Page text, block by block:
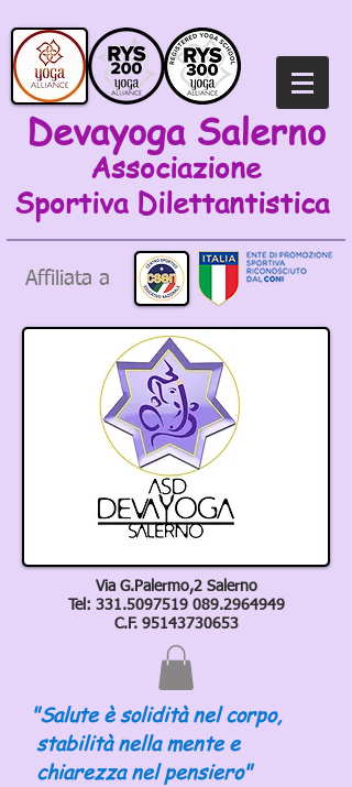
Devayoga Salerno
Associazione
Sportiva Dilettantistica
Affiliata a
Via G.Palermo,2 Salerno
Tel: 331.5097519 089.2964949
C.F. 95143730653
"Salute è solidità nel corpo,
stabilità nella mente e
chiarezza nel pensiero"